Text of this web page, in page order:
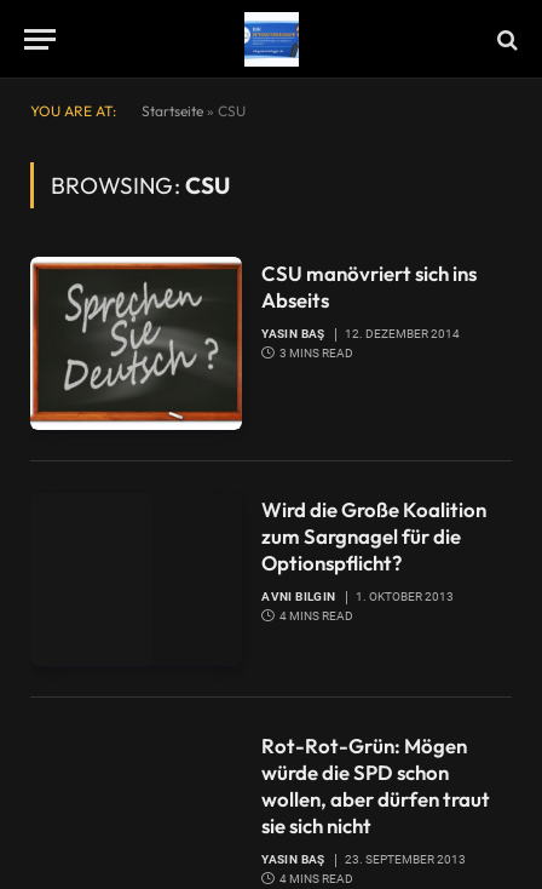
YOU ARE AT: Startseite » CSU
BROWSING: CSU
CSU manövriert sich ins
Abseits
YASIN BAŞ
12. DEZEMBER 2014
3 MINS READ
Wird die Große Koalition
zum Sargnagel für die
Optionspflicht?
AVNI BILGIN
1. OKTOBER 2013
4 MINS READ
Rot-Rot-Grün: Mögen
würde die SPD schon
wollen, aber dürfen traut
sie sich nicht
YASIN BAŞ
23. SEPTEMBER 2013
4 MINS READ